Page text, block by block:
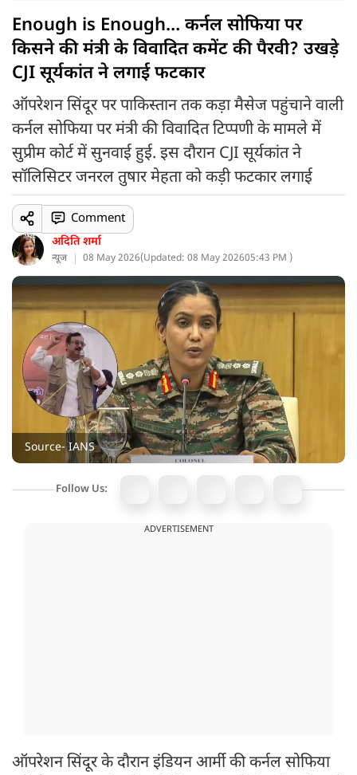
Enough is Enough… कर्नल सोफिया पर
किसने की मंत्री के विवादित कमेंट की पैरवी? उखड़े
CJI सूर्यकांत ने लगाई फटकार
ऑपरेशन सिंदूर पर पाकिस्तान तक कड़ा मैसेज पहुंचाने वाली
कर्नल सोफिया पर मंत्री की विवादित टिप्पणी के मामले में
सुप्रीम कोर्ट में सुनवाई हुई. इस दौरान CJI सूर्यकांत ने
सॉलिसिटर जनरल तुषार मेहता को कड़ी फटकार लगाई
अदिति शर्मा
न्यूज 08 May 2026(Updated: 08 May 202605:43 PM )
Comment
Source- IANS
Follow Us:
ADVERTISEMENT
ऑपरेशन सिंदूर के दौरान इंडियन आर्मी की कर्नल सोफिया